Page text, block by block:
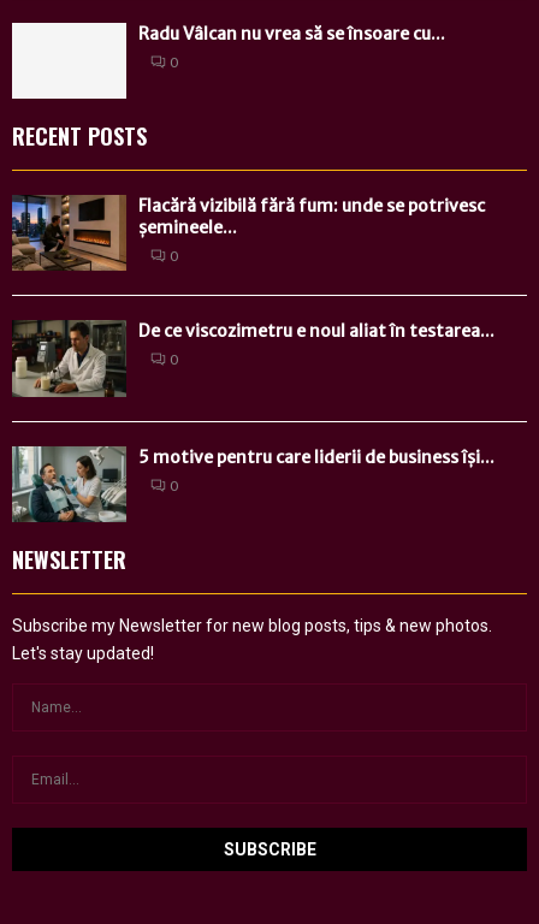
Radu Vâlcan nu vrea să se însoare cu...
0
RECENT POSTS
Flacără vizibilă fără fum: unde se potrivesc
șemineele...
0
De ce viscozimetru e noul aliat în testarea...
0
5 motive pentru care liderii de business își...
0
NEWSLETTER
Subscribe my Newsletter for new blog posts, tips & new photos.
Let's stay updated!